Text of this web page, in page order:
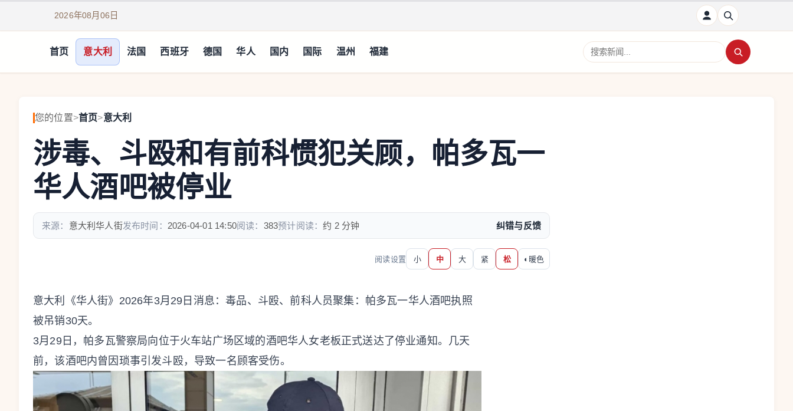
2026年08月06日
首页 意大利 法国 西班牙 德国 华人 国内 国际 温州 福建
搜索新闻
您的位置>首页>意大利
涉毒、斗殴和有前科惯犯关顾，帕多瓦一
华人酒吧被停业
来源： 意大利华人街发布时间： 2026-04-01 14:50阅读： 383预计阅读：约 2 分钟 纠错与反馈
阅读设置 小 中 大 紧 松 ◐ 暖色
意大利《华人街》2026年3月29日消息：毒品、斗殴、前科人员聚集：帕多瓦一华人酒吧执照
被吊销30天。
3月29日，帕多瓦警察局向位于火车站广场区域的酒吧华人女老板正式送达了停业通知。几天
前，该酒吧内曾因琐事引发斗殴，导致一名顾客受伤。